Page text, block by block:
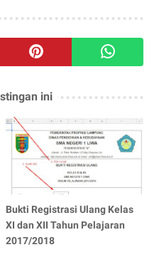
ini
Bukti Registrasi Ulang Kelas
XI dan XII Tahun Pelajaran
2017/2018